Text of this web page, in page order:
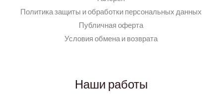
Политика защиты и обработки персональных данных
Публичная оферта
Условия обмена и возврата
Наши работы